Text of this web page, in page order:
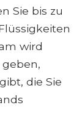
Sie bis zu
wird
die Sie